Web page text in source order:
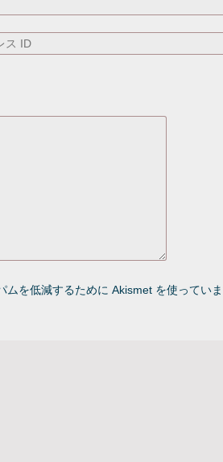
ムを低減するために Akismet を使っていま